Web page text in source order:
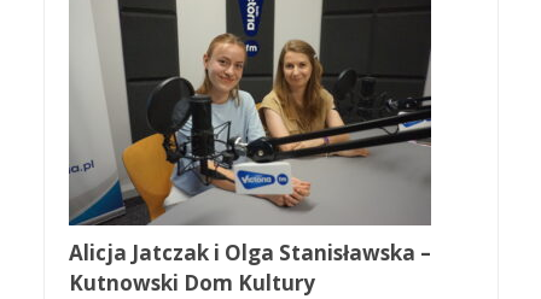
Alicja Jatczak i Olga Stanisławska –
Kutnowski Dom Kultury